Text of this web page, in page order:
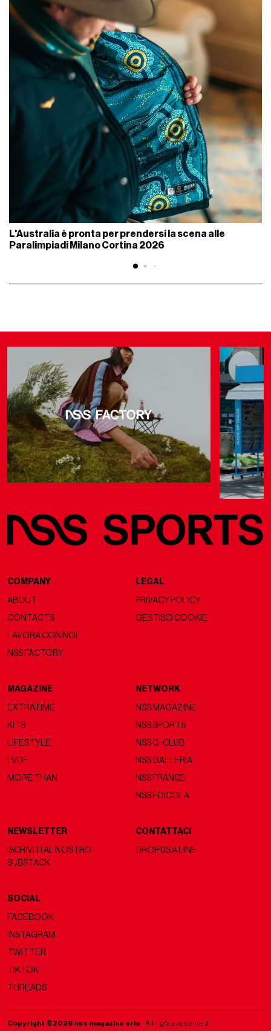
L'Australia è pronta per prendersi la scena alle
Paralimpiadi Milano Cortina 2026
COMPANY
ABOUT
CONTACTS
LAVORA CON NOI
NSS FACTORY
LEGAL
PRIVACY POLICY
GESTISCI COOKIE
MAGAZINE
EXTRATIME
KITS
LIFESTYLE
LVDF
MORE THAN
NETWORK
NSS MAGAZINE
NSS SPORTS
NSS G-CLUB
NSS GALLERIA
NSS FRANCE
NSS EDICOLA
NEWSLETTER
ISCRIVITI AL NOSTRO
SUBSTACK
CONTATTACI
DROP US A LINE
SOCIAL
FACEBOOK
INSTAGRAM
TWITTER
TIKTOK
THREADS
Copyright ©2026 nss magazine srls - All rights reserved